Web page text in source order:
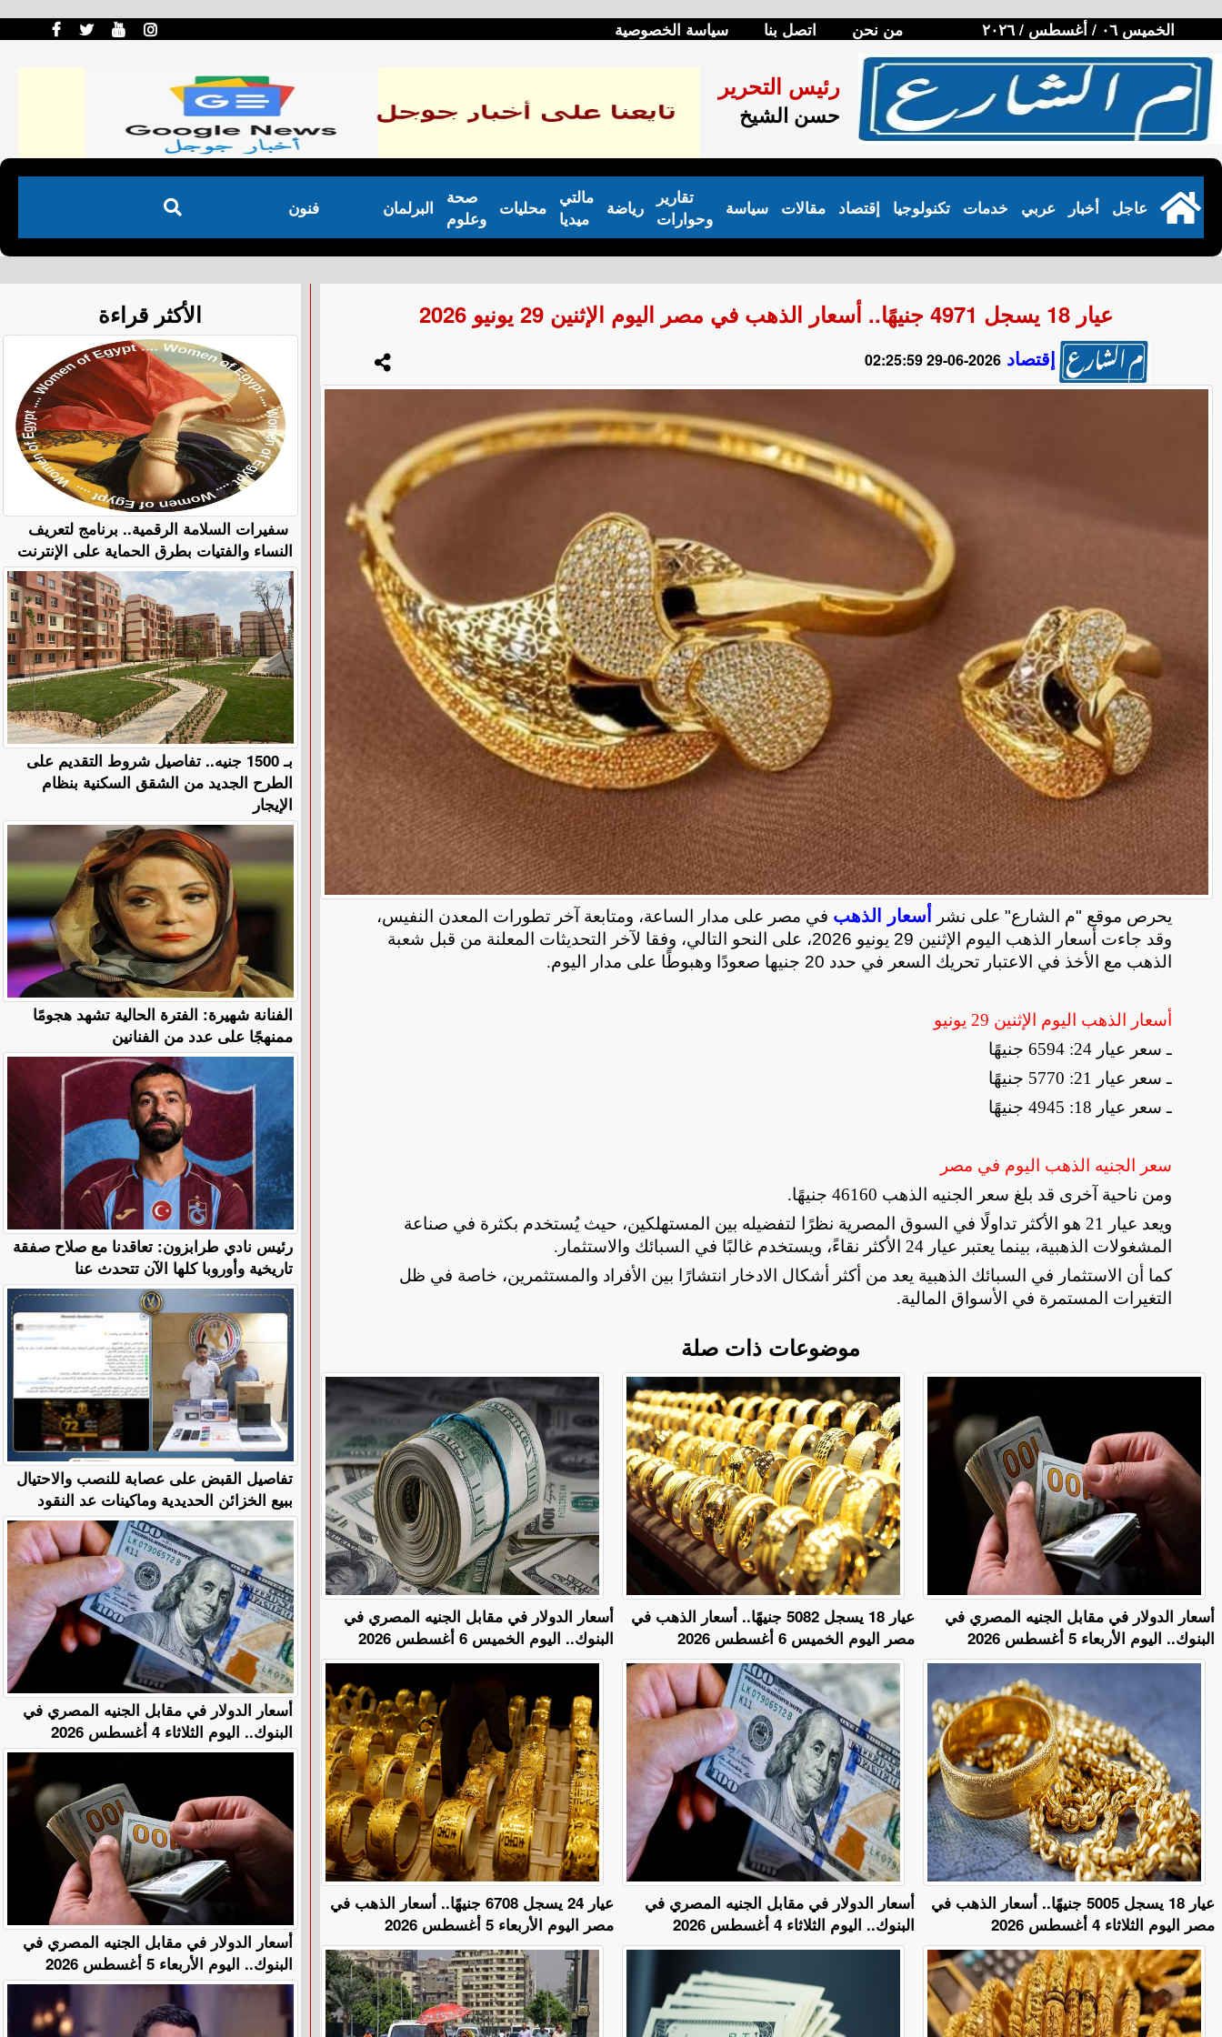
الخميس ٠٦ / أغسطس / ٢٠٢٦ من نحن اتصل بنا سياسة الخصوصية
رئيس التحرير
حسن الشيخ
فنون البرلمان
صحة
وعلوم
محليات
مالتي
ميديا
رياضة
تقارير
وحوارات
سياسة مقالات إقتصاد تكنولوجيا خدمات عربي أخبار عاجل
عيار 18 يسجل 4971 جنيهًا.. أسعار الذهب في مصر اليوم الإثنين 29 يونيو 2026
إقتصاد 2026-06-29 02:25:59
يحرص موقع "م الشارع" على نشر أسعار الذهب في مصر على مدار الساعة، ومتابعة آخر تطورات المعدن النفيس،
وقد جاءت أسعار الذهب اليوم الإثنين 29 يونيو 2026، على النحو التالي، وفقا لآخر التحديثات المعلنة من قبل شعبة
الذهب مع الأخذ في الاعتبار تحريك السعر في حدد 20 جنيها صعودًا وهبوطًا على مدار اليوم
.
أسعار الذهب اليوم الإثنين 29 يونيو
ـ سعر عيار 24: 6594 جنيهًا
ـ سعر عيار 21: 5770 جنيهًا
ـ سعر عيار 18: 4945 جنيهًا
سعر الجنيه الذهب اليوم في مصر
ومن ناحية آخرى قد بلغ سعر الجنيه الذهب 46160 جنيهًا
.
ويعد عيار 21 هو الأكثر تداولًا في السوق المصرية نظرًا لتفضيله بين المستهلكين، حيث يُستخدم بكثرة في صناعة
المشغولات الذهبية، بينما يعتبر عيار 24 الأكثر نقاءً، ويستخدم غالبًا في السبائك والاستثمار
.
كما أن الاستثمار في السبائك الذهبية يعد من أكثر أشكال الادخار انتشارًا بين الأفراد والمستثمرين، خاصة في ظل
التغيرات المستمرة في الأسواق المالية.
موضوعات ذات صلة
أسعار الدولار في مقابل الجنيه المصري في
البنوك.. اليوم الخميس 6 أغسطس 2026
عيار 18 يسجل 5082 جنيهًا.. أسعار الذهب في
مصر اليوم الخميس 6 أغسطس 2026
أسعار الدولار في مقابل الجنيه المصري في
البنوك.. اليوم الأربعاء 5 أغسطس 2026
عيار 24 يسجل 6708 جنيهًا.. أسعار الذهب في
مصر اليوم الأربعاء 5 أغسطس 2026
أسعار الدولار في مقابل الجنيه المصري في
البنوك.. اليوم الثلاثاء 4 أغسطس 2026
عيار 18 يسجل 5005 جنيهًا.. أسعار الذهب في
مصر اليوم الثلاثاء 4 أغسطس 2026
الأكثر قراءة
سفيرات السلامة الرقمية.. برنامج لتعريف
النساء والفتيات بطرق الحماية على الإنترنت
بـ 1500 جنيه.. تفاصيل شروط التقديم على
الطرح الجديد من الشقق السكنية بنظام
الإيجار
الفنانة شهيرة: الفترة الحالية تشهد هجومًا
ممنهجًا على عدد من الفنانين
رئيس نادي طرابزون: تعاقدنا مع صلاح صفقة
تاريخية وأوروبا كلها الآن تتحدث عنا
تفاصيل القبض على عصابة للنصب والاحتيال
ببيع الخزائن الحديدية وماكينات عد النقود
أسعار الدولار في مقابل الجنيه المصري في
البنوك.. اليوم الثلاثاء 4 أغسطس 2026
أسعار الدولار في مقابل الجنيه المصري في
البنوك.. اليوم الأربعاء 5 أغسطس 2026